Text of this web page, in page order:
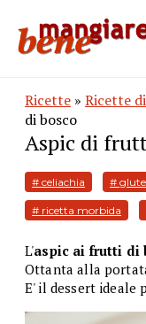
Ricette » Ricette
di bosco
Aspic di
# celiachia #
# ricetta morbida
L'aspic ai frutti di
Ottanta alla
E' il dessert ideale